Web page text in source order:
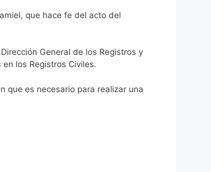
que hace fe del acto del
General de los Registros y
los Registros Civiles.
que es necesario para realizar una